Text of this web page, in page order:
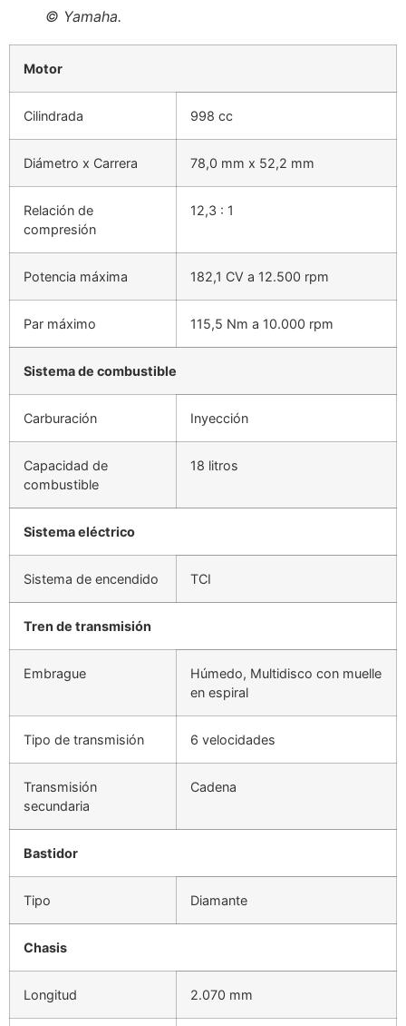
© Yamaha.
Motor
Cilindrada 998 cc
Diámetro x Carrera 78,0 mm x 52,2 mm
Relación de
compresión
12,3 : 1
Potencia máxima 182,1 CV a 12.500 rpm
Par máximo 115,5 Nm a 10.000 rpm
Sistema de combustible
Carburación Inyección
Capacidad de
combustible
18 litros
Sistema eléctrico
Sistema de encendido TCI
Tren de transmisión
Embrague
Húmedo, Multidisco con muelle
en espiral
Tipo de transmisión 6 velocidades
Transmisión
secundaria
Cadena
Bastidor
Tipo Diamante
Chasis
Longitud 2.070 mm